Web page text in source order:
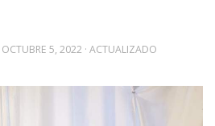
OCTUBRE 5, 2022 · ACTUALIZADO